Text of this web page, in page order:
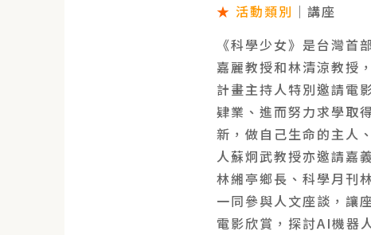
★ 活動類別 ｜講座
《科學少女》是台灣
嘉麗教授和林清涼教授
計畫主持人特別邀請電
肄業、進而努力求學取
新，做自己生命的主人
人蘇炯武教授亦邀請嘉
林緗亭鄉長、科學月刊
一同參與人文座談，讓
電影欣賞，探討AI機器